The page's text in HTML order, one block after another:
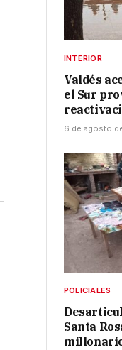
INTERIOR
Valdés
el Sur
6 de agosto
POLICIALES
Santa